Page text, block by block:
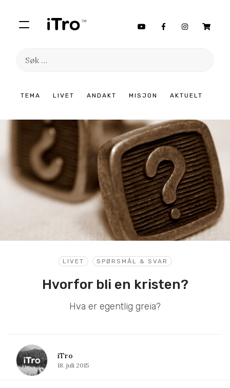
TEMA LIVET ANDAKT MISJON AKTUELT
Søk
innhold
LIVET SPØRSMÅL & SVAR
Hvorfor bli en kristen?
Hva er egentlig greia?
iTro
18. juli 2015